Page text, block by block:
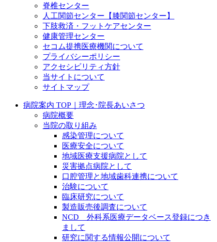
脊椎センター
人工関節センター【膝関節センター】
下肢救済・フットケアセンター
健康管理センター
セコム提携医療機関について
プライバシーポリシー
アクセシビリティ方針
当サイトについて
サイトマップ
病院案内 TOP｜理念･院長あいさつ
病院概要
当院の取り組み
感染管理について
医療安全について
地域医療支援病院として
災害拠点病院として
口腔管理と地域歯科連携について
治験について
臨床研究について
製造販売後調査について
NCD 外科系医療データベース登録につき
まして
研究に関する情報公開について